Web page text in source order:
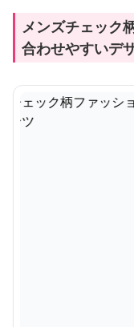
メンズチェック
合わせやすいデ